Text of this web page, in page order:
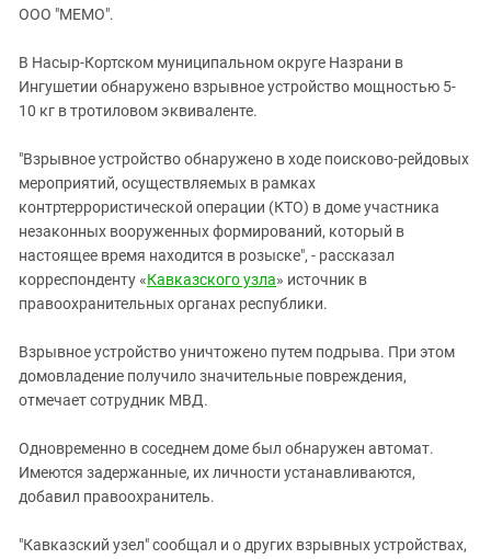
ИНАКОМЫСЛИЕ В ЧЕЧНЕ
ПРЕСЛЕДОВАНИЕ АКТИВИСТОВ
МОБИЛИЗАЦИЯ И ПРОТЕСТЫ
Дагестан
Кабардино-Балкария
Калмыкия
Карачаево-Черкесия
Краснодарский край
Российская Федерация
Ростовская область
СКФО
Ставропольский край
Южная Осетия
Южный Кавказ
ООО "МЕМО".
В Насыр-Кортском муниципальном округе Назрани в
Ингушетии обнаружено взрывное устройство мощностью 5-
10 кг в тротиловом эквиваленте.
"Взрывное устройство обнаружено в ходе поисково-рейдовых
мероприятий, осуществляемых в рамках
контртеррористической операции (КТО) в доме участника
незаконных вооруженных формирований, который в
настоящее время находится в розыске", - рассказал
корреспонденту «Кавказского узла» источник в
правоохранительных органах республики.
Взрывное устройство уничтожено путем подрыва. При этом
домовладение получило значительные повреждения,
отмечает сотрудник МВД.
Одновременно в соседнем доме был обнаружен автомат.
Имеются задержанные, их личности устанавливаются,
добавил правоохранитель.
"Кавказский узел" сообщал и о других взрывных устройствах,